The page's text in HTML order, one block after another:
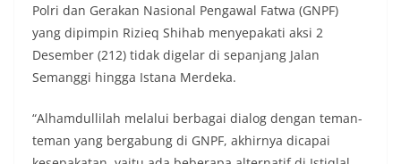
Polri dan Gerakan Nasional Pengawal Fatwa (GNPF)
yang dipimpin Rizieq Shihab menyepakati aksi 2
Desember (212) tidak digelar di sepanjang Jalan
Semanggi hingga Istana Merdeka.
“Alhamdullilah melalui berbagai dialog dengan teman-
teman yang bergabung di GNPF, akhirnya dicapai